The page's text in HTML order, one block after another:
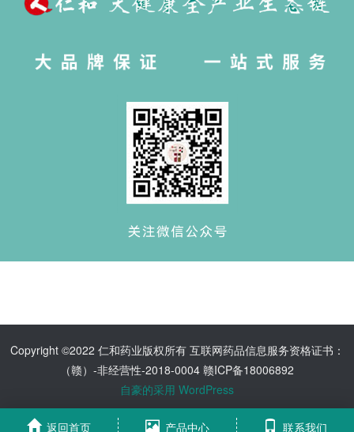
Copyright ©2022 仁和药业版权所有 互联网药品信息服务资格证书：
（赣）-非经营性-2018-0004 赣ICP备18006892
自豪的采用 WordPress
返回首页 产品中心 联系我们